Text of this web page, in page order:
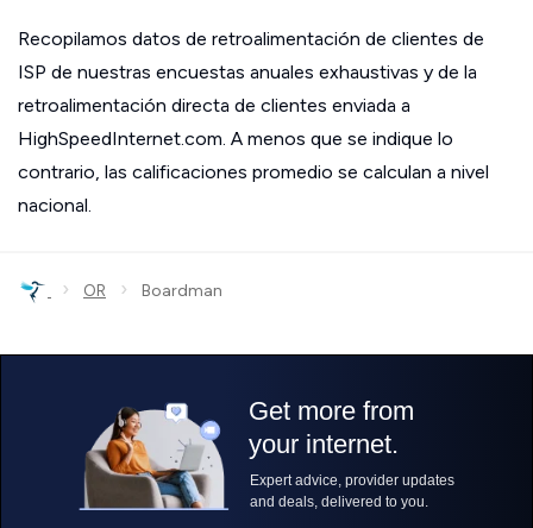
Recopilamos datos de retroalimentación de clientes de
ISP de nuestras encuestas anuales exhaustivas y de la
retroalimentación directa de clientes enviada a
HighSpeedInternet.com. A menos que se indique lo
contrario, las calificaciones promedio se calculan a nivel
nacional.
› OR › Boardman